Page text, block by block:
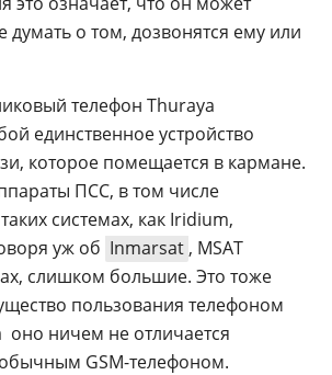
думать о том, дозвонятся ему или
телефон Thuraya
единственное устройство
которое помещается в кармане.
ПСС, в том числе
системах, как Iridium,
уж об Inmarsat , МSАТ
слишком большие. Это тоже
пользования телефоном
оно ничем не отличается
обычным GSM-телефоном.